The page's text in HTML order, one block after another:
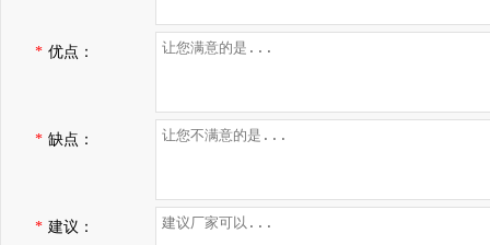
* 优点：
* 缺点：
* 建议：